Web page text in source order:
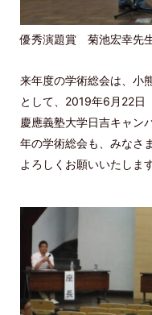
優秀演題賞 菊池宏幸先
来年度の学術総会は、小
として、2019年6月22日
慶應義塾大学日吉キャン
年の学術総会も、みなさ
よろしくお願いいたします